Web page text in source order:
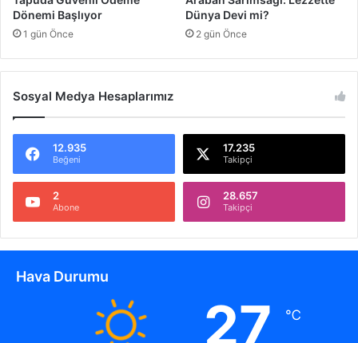
i
H
d
y
Dönemi Başlıyor
1 gün Önce
Dünya Devi mi?
2 gün Önce
Sosyal Medya Hesaplarımız
12.935
Beğeni
17.235
Takipçi
2
Abone
28.657
Takipçi
Hava Durumu
27 ℃